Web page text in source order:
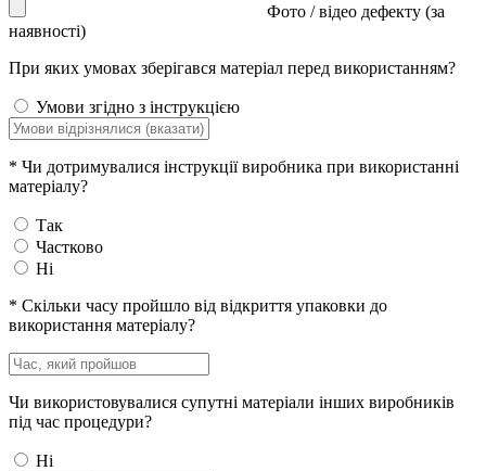
Фото / відео дефекту (за
наявності)
При яких умовах зберігався матеріал перед використанням?
Умови згідно з інструкцією
* Чи дотримувалися інструкції виробника при використанні
матеріалу?
Так
Частково
Ні
* Скільки часу пройшло від відкриття упаковки до
використання матеріалу?
Чи використовувалися супутні матеріали інших виробників
під час процедури?
Ні